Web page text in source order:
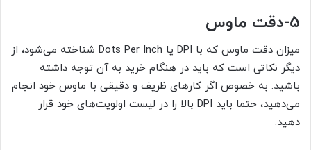
5- دقت ماوس
میزان دقت ماوس که با DPI یا Dots Per Inch شناخته می‌شود، از
دیگر نکاتی است که باید در هنگام خرید به آن توجه داشته
باشید. به خصوص اگر کارهای ظریف و دقیقی با ماوس خود انجام
می‌دهید، حتما باید DPI بالا را در لیست اولویت‌های خود قرار
دهید.